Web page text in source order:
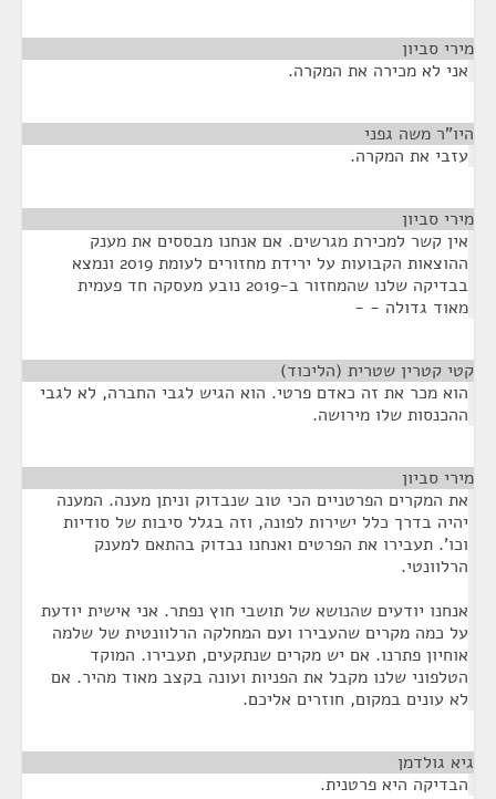
מירי סביון
אני לא מכירה את המקרה.
היו"ר משה גפני
עזבי את המקרה.
מירי סביון
אין קשר למכירת מגרשים. אם אנחנו מבססים את מענק
ההוצאות הקבועות על ירידת מחזורים לעומת 2019 ונמצא
בבדיקה שלנו שהמחזור ב-2019 נובע מעסקה חד פעמית
מאוד גדולה - -
קטי קטרין שטרית (הליכוד)
הוא מכר את זה כאדם פרטי. הוא הגיש לגבי החברה, לא לגבי
ההכנסות שלו מירושה.
מירי סביון
את המקרים הפרטניים הכי טוב שנבדוק וניתן מענה. המענה
יהיה בדרך כלל ישירות לפונה, וזה בגלל סיבות של סודיות
וכו'. תעבירו את הפרטים ואנחנו נבדוק בהתאם למענק
הרלוונטי.
אנחנו יודעים שהנושא של תושבי חוץ נפתר. אני אישית יודעת
על כמה מקרים שהעבירו ועם המחלקה הרלוונטית של שלמה
אוחיון פתרנו. אם יש מקרים שנתקעים, תעבירו. המוקד
הטלפוני שלנו מקבל את הפניות ועונה בקצב מאוד מהיר. אם
לא עונים במקום, חוזרים אליכם.
גיא גולדמן
הבדיקה היא פרטנית.